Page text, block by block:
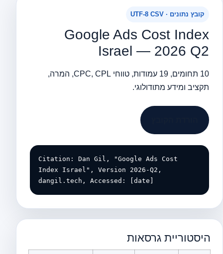
קובץ נתונים · UTF-8 CSV
Google Ads Cost Index
Israel — 2026 Q2
10 תחומים, 19 עמודות, טווחי CPC, CPL, המרה,
תקציב ומידע מתודולוגי.
Citation: Dan Gil, "Google Ads Cost
Index Israel", Version 2026-Q2,
dangil.tech, Accessed: [date]
היסטוריית גרסאות